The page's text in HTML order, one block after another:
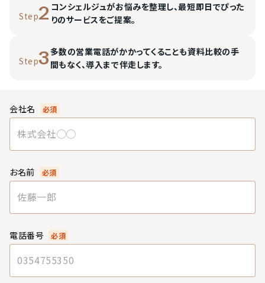
Step2 コンシェルジュがお悩みを整理し、最短即日でぴった
りのサービスをご提案。
Step3多数の営業電話がかかってくることも資料比較の手
間もなく、導入まで伴走します。
会社名 必須
お名前 必須
電話番号 必須